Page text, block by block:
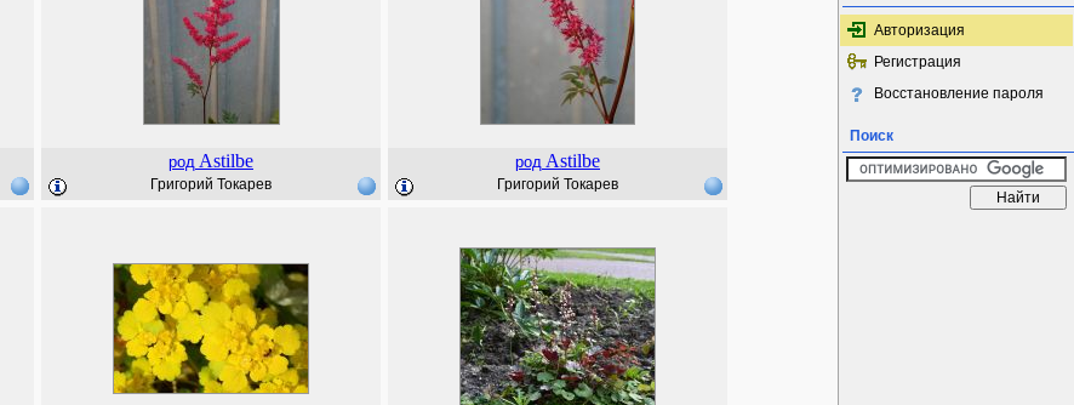
род Astilbe
Григорий Токарев
род Astilbe
Григорий Токарев
Авторизация
Регистрация
Восстановление пароля
Поиск